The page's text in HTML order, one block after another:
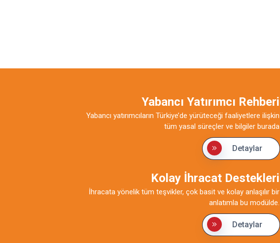
Yabancı Yatırımcı Rehberi
Yabancı yatırımcıların Türkiye’de yürüteceği faaliyetlere ilişkin
tüm yasal süreçler ve bilgiler burada
Detaylar
Kolay İhracat Destekleri
İhracata yönelik tüm teşvikler, çok basit ve kolay anlaşılır bir
anlatımla bu modülde.
Detaylar